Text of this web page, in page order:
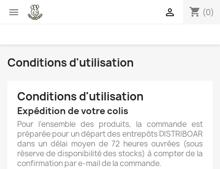
 shopping_cart (0)

Conditions d'utilisation
Conditions d'utilisation
Expédition de votre colis
Pour l’ensemble des produits, la commande est
préparée pour un départ des entrepôts DISTRIBOAR
dans un délai moyen de 72 heures ouvrées (sous
réserve de disponibilité des stocks) à compter de la
confirmation par e-mail de la commande.